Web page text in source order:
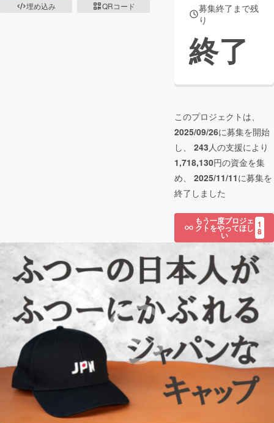
埋め込み
QRコード
募集終了まで残
り
終了
このプロジェクトは、
2025/09/26に募集を開始
し、 243人の支援により
1,718,130円の資金を集
め、 2025/11/11に募集を
終了しました
もう一度プロジェ
クトをやってほし
い
1
8